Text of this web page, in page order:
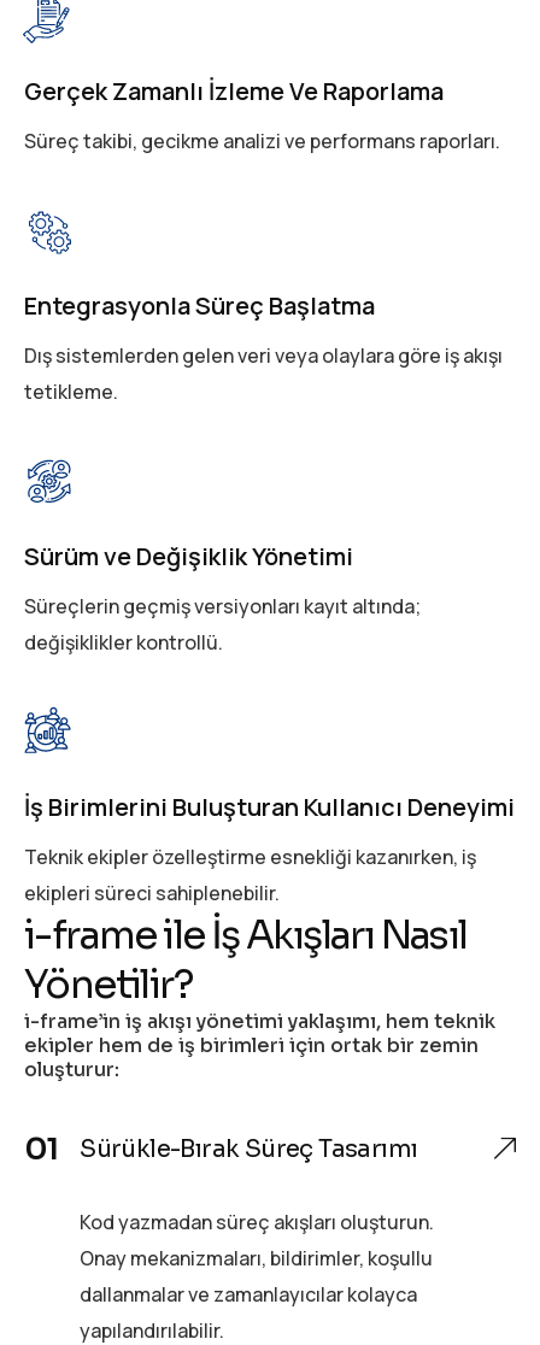
Gerçek Zamanlı İzleme Ve Raporlama
Süreç takibi, gecikme analizi ve performans raporları.
Entegrasyonla Süreç Başlatma
Dış sistemlerden gelen veri veya olaylara göre iş akışı
tetikleme.
Sürüm ve Değişiklik Yönetimi
Süreçlerin geçmiş versiyonları kayıt altında;
değişiklikler kontrollü.
İş Birimlerini Buluşturan Kullanıcı Deneyimi
Teknik ekipler özelleştirme esnekliği kazanırken, iş
ekipleri süreci sahiplenebilir.
i-frame ile İş Akışları Nasıl
Yönetilir?
i-frame’in iş akışı yönetimi yaklaşımı, hem teknik
ekipler hem de iş birimleri için ortak bir zemin
oluşturur:
Sürükle-Bırak Süreç Tasarımı
Kod yazmadan süreç akışları oluşturun.
Onay mekanizmaları, bildirimler, koşullu
dallanmalar ve zamanlayıcılar kolayca
yapılandırılabilir.